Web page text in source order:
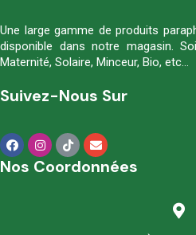
Une large gamme de produits
disponible dans notre magasin.
Maternité, Solaire, Minceur, Bio, etc…
Suivez-Nous Sur
Nos Coordonnées